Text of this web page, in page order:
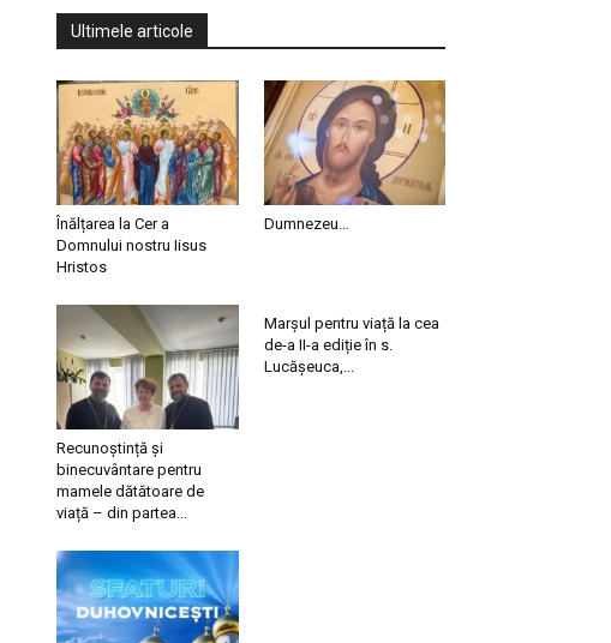
Ultimele articole
Înălțarea la Cer a
Domnului nostru Iisus
Hristos
Dumnezeu…
Recunoștință și
binecuvântare pentru
mamele dătătoare de
viață – din partea...
Marșul pentru viață la cea
de-a II-a ediție în s.
Lucășeuca,...